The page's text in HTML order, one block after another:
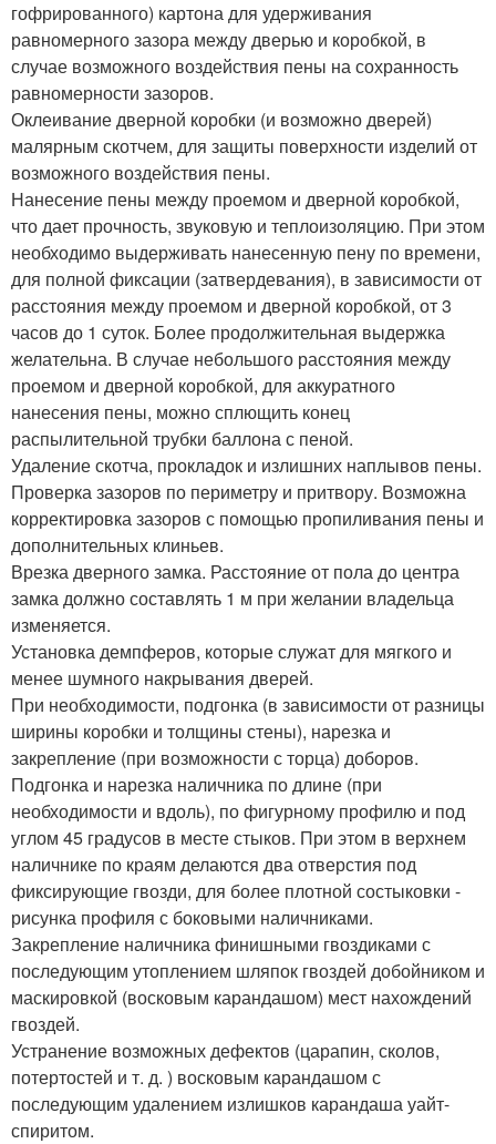
гофрированного) картона для удерживания
равномерного зазора между дверью и коробкой, в
случае возможного воздействия пены на сохранность
равномерности зазоров.
Оклеивание дверной коробки (и возможно дверей)
малярным скотчем, для защиты поверхности изделий от
возможного воздействия пены.
Нанесение пены между проемом и дверной коробкой,
что дает прочность, звуковую и теплоизоляцию. При этом
необходимо выдерживать нанесенную пену по времени,
для полной фиксации (затвердевания), в зависимости от
расстояния между проемом и дверной коробкой, от 3
часов до 1 суток. Более продолжительная выдержка
желательна. В случае небольшого расстояния между
проемом и дверной коробкой, для аккуратного
нанесения пены, можно сплющить конец
распылительной трубки баллона с пеной.
Удаление скотча, прокладок и излишних наплывов пены.
Проверка зазоров по периметру и притвору. Возможна
корректировка зазоров с помощью пропиливания пены и
дополнительных клиньев.
Врезка дверного замка. Расстояние от пола до центра
замка должно составлять 1 м при желании владельца
изменяется.
Установка демпферов, которые служат для мягкого и
менее шумного накрывания дверей.
При необходимости, подгонка (в зависимости от разницы
ширины коробки и толщины стены), нарезка и
закрепление (при возможности с торца) доборов.
Подгонка и нарезка наличника по длине (при
необходимости и вдоль), по фигурному профилю и под
углом 45 градусов в месте стыков. При этом в верхнем
наличнике по краям делаются два отверстия под
фиксирующие гвозди, для более плотной состыковки -
рисунка профиля с боковыми наличниками.
Закрепление наличника финишными гвоздиками с
последующим утоплением шляпок гвоздей добойником и
маскировкой (восковым карандашом) мест нахождений
гвоздей.
Устранение возможных дефектов (царапин, сколов,
потертостей и т. д. ) восковым карандашом с
последующим удалением излишков карандаша уайт-
спиритом.